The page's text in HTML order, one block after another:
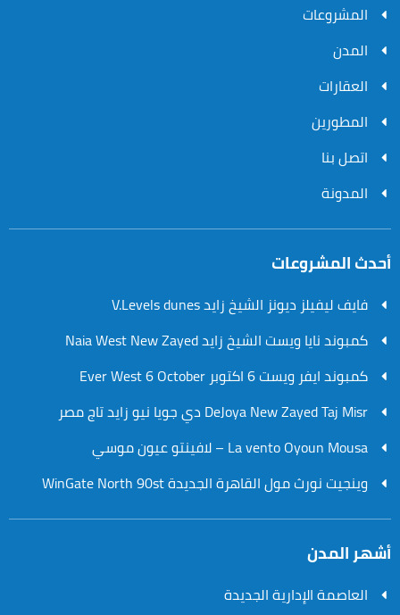
المشروعات
المدن
العقارات
المطورين
اتصل بنا
المدونة
أحدث المشروعات
فايف ليفيلز ديونز الشيخ زايد V.Levels dunes
كمبوند نايا ويست الشيخ زايد Naia West New Zayed
كمبوند ايفر ويست 6 اكتوبر Ever West 6 October
DeJoya New Zayed Taj Misr دي جويا نيو زايد تاج مصر
La vento Oyoun Mousa – لافينتو عيون موسي
وينجيت نورث مول القاهرة الجديدة WinGate North 90st
أشهر المدن
العاصمة الإدارية الجديدة